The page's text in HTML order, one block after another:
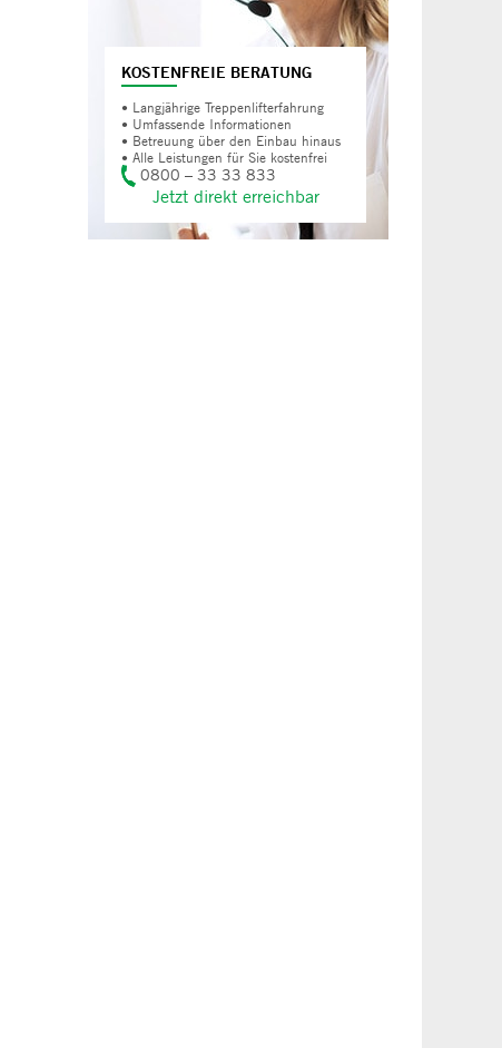
KOSTENFREIE BERATUNG
• Langjährige Treppenlifterfahrung
• Umfassende Informationen
• Betreuung über den Einbau hinaus
• Alle Leistungen für Sie kostenfrei
0800 – 33 33 833
Jetzt direkt erreichbar